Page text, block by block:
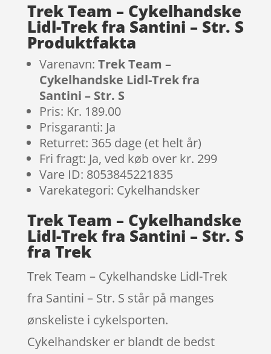
Trek Team – Cykelhandske
Lidl-Trek fra Santini – Str. S
Produktfakta
Varenavn: Trek Team –
Cykelhandske Lidl-Trek fra
Santini – Str. S
Pris: Kr. 189.00
Prisgaranti: Ja
Returret: 365 dage (et helt år)
Fri fragt: Ja, ved køb over kr. 299
Vare ID: 8053845221835
Varekategori: Cykelhandsker
Trek Team – Cykelhandske
Lidl-Trek fra Santini – Str. S
fra Trek
Trek Team – Cykelhandske Lidl-Trek
fra Santini – Str. S står på manges
ønskeliste i cykelsporten.
Cykelhandsker er blandt de bedst